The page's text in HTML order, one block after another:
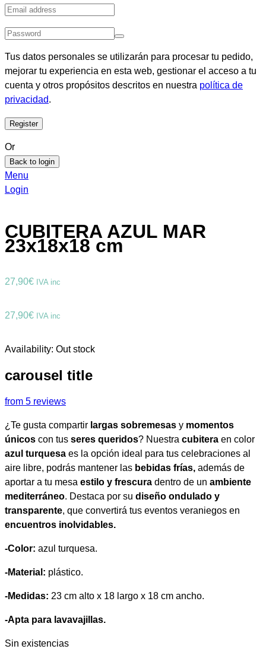
Tus datos personales se utilizarán para procesar tu pedido,
mejorar tu experiencia en esta web, gestionar el acceso a tu
cuenta y otros propósitos descritos en nuestra política de
privacidad.
Or
Back to login
Menu
Login
CUBITERA AZUL MAR
23x18x18 cm
27,90€ IVA inc
27,90€ IVA inc
Availability: Out stock
carousel title
from 5 reviews
¿Te gusta compartir largas sobremesas y momentos
únicos con tus seres queridos? Nuestra cubitera en color
azul turquesa es la opción ideal para tus celebraciones al
aire libre, podrás mantener las bebidas frías, además de
aportar a tu mesa estilo y frescura dentro de un ambiente
mediterráneo. Destaca por su diseño ondulado y
transparente, que convertirá tus eventos veraniegos en
encuentros inolvidables.
-Color: azul turquesa.
-Material: plástico.
-Medidas: 23 cm alto x 18 largo x 18 cm ancho.
-Apta para lavavajillas.
Sin existencias